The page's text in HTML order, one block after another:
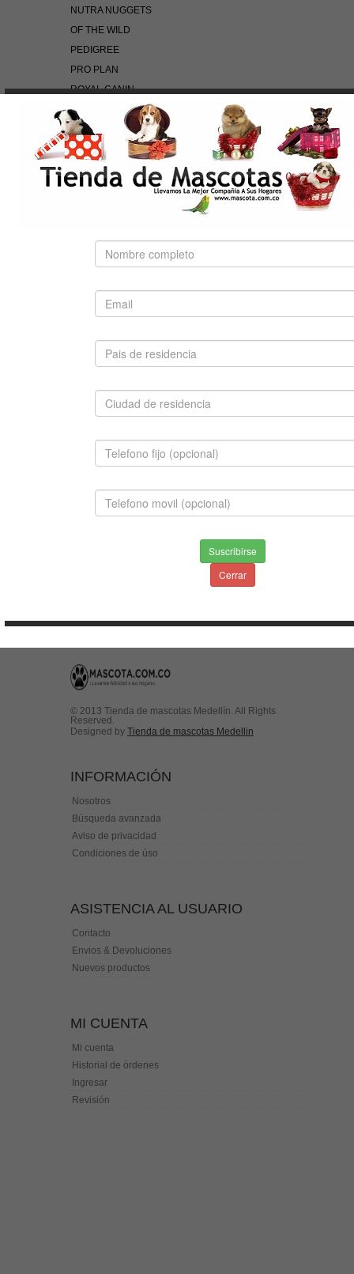
NUTRA NUGGETS
OF THE WILD
PEDIGREE
PRO PLAN
ROYAL CANIN
BÚSQUEDA RÁPIDA
Use palabras clave para encontrar el producto que
busca.
Búsqueda Avanzada
SUGERIDO
$1,500,000.00
INFORMACION
© 2013 Tienda de mascotas Medellín. All Rights
Reserved.
Designed by Tienda de mascotas Medellin
INFORMACIÓN
Nosotros
Búsqueda avanzada
Aviso de privacidad
Condiciones de úso
ASISTENCIA AL USUARIO
Contacto
Envios & Devoluciones
Nuevos productos
MI CUENTA
Mi cuenta
Historial de órdenes
Ingresar
Revisión
Suscribirse
Cerrar